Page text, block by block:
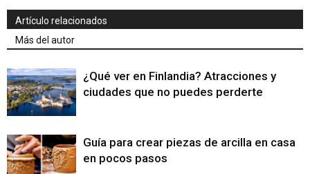
Artículo relacionados
Más del autor
¿Qué ver en Finlandia? Atracciones y
ciudades que no puedes perderte
Guía para crear piezas de arcilla en casa
en pocos pasos